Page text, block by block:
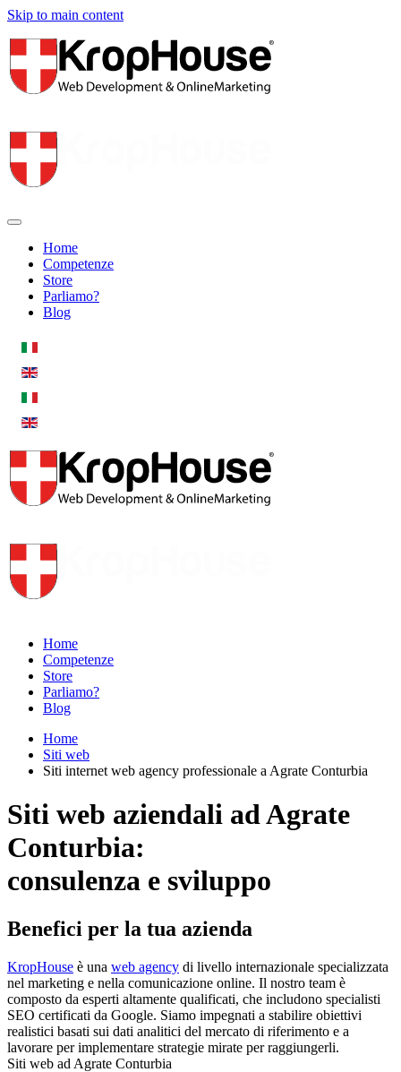
Skip to main content
Home
Competenze
Store
Parliamo?
Blog
Home
Competenze
Store
Parliamo?
Blog
Home
Siti web
Siti internet web agency professionale a Agrate Conturbia
Siti web aziendali ad Agrate
Conturbia:
consulenza e sviluppo
Benefici per la tua azienda
KropHouse è una web agency di livello internazionale specializzata
nel marketing e nella comunicazione online. Il nostro team è
composto da esperti altamente qualificati, che includono specialisti
SEO certificati da Google. Siamo impegnati a stabilire obiettivi
realistici basati sui dati analitici del mercato di riferimento e a
lavorare per implementare strategie mirate per raggiungerli.
Siti web ad Agrate Conturbia